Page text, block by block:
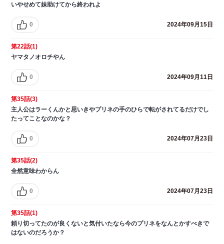
いやせめて妹助けてから終われよ
0 2024年09月15日
第22話(1)
ヤマタノオロチやん
0 2024年09月11日
第35話(3)
主人公はラーくんかと思いきやプリネの手のひらで転がされてるだけでし
たってことなのかな？
0 2024年07月23日
第35話(2)
全然意味わからん
0 2024年07月23日
第35話(1)
頼り切ってたのが良くないと気付いたなら今のプリネをなんとかすべきで
はないのだろうか？